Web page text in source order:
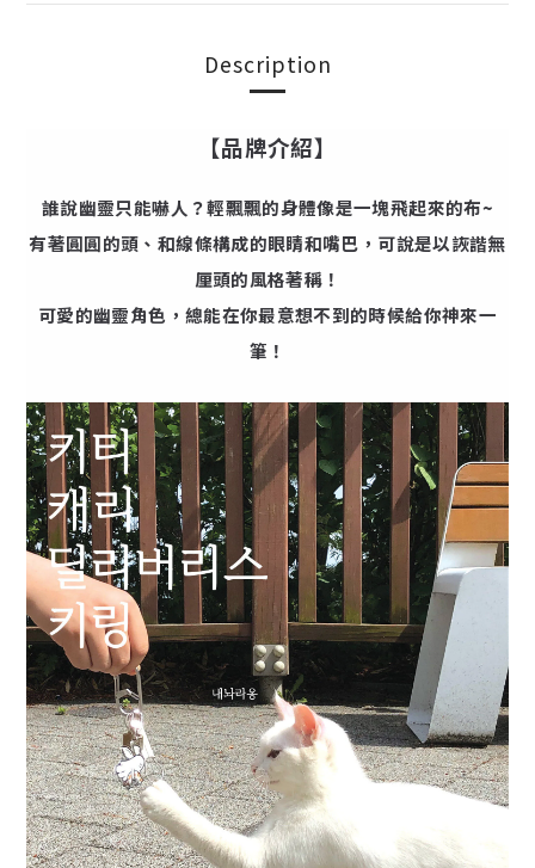
Description
【品牌介紹】
誰說幽靈只能嚇人？輕飄飄的身體像是一塊飛起來的布~
有著圓圓的頭、和線條構成的眼睛和嘴巴，可說是以詼諧無
厘頭的風格著稱！
可愛的幽靈角色，總能在你最意想不到的時候給你神來一
筆！